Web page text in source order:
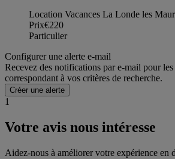
Location Vacances La Londe les
Prix€220
Particulier
Configurer une alerte e-mail
Recevez des notifications par e-mail pour
correspondant à vos critères de recherche.
Créer une alerte
1
Votre avis nous intéresse
Aidez-nous à améliorer votre expérience en